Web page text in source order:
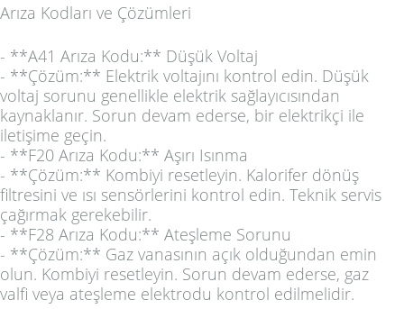
Arıza Kodları ve Çözümleri
- **A41 Arıza Kodu:** Düşük Voltaj
- **Çözüm:** Elektrik voltajını kontrol edin. Düşük
voltaj sorunu genellikle elektrik sağlayıcısından
kaynaklanır. Sorun devam ederse, bir elektrikçi ile
iletişime geçin.
- **F20 Arıza Kodu:** Aşırı Isınma
- **Çözüm:** Kombiyi resetleyin. Kalorifer dönüş
filtresini ve ısı sensörlerini kontrol edin. Teknik servis
çağırmak gerekebilir.
- **F28 Arıza Kodu:** Ateşleme Sorunu
- **Çözüm:** Gaz vanasının açık olduğundan emin
olun. Kombiyi resetleyin. Sorun devam ederse, gaz
valfi veya ateşleme elektrodu kontrol edilmelidir.